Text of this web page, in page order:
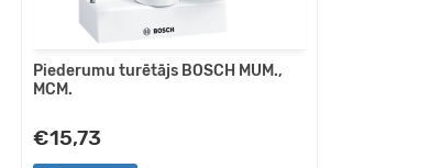
Piederumu turētājs BOSCH MUM.,
MCM.
€15,73